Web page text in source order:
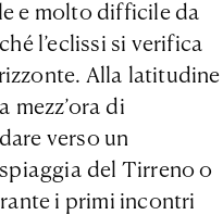
e molto difficile da
l’eclissi si verifica
Alla latitudine
mezz’ora di
verso un
del Tirreno o
i primi incontri